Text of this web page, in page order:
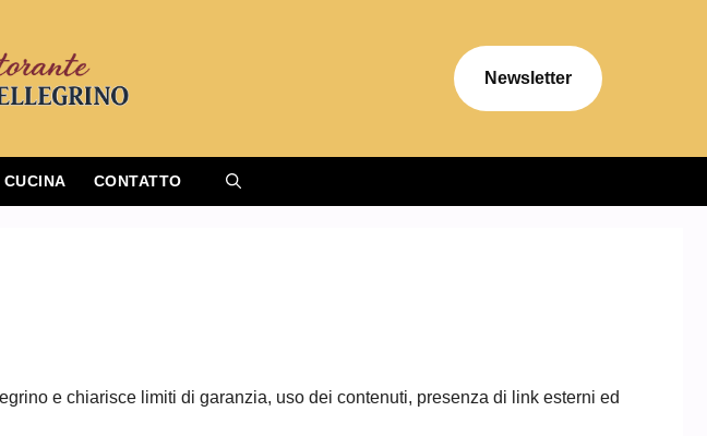
Newsletter
CUCINA CONTATTO
e chiarisce limiti di garanzia, uso dei contenuti, presenza di link esterni ed